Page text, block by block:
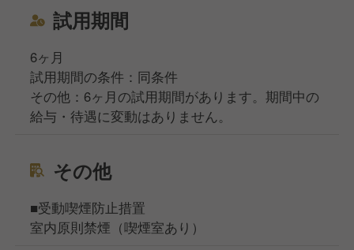
試用期間
6ヶ月
試用期間の条件：同条件
その他：6ヶ月の試用期間があります。期間中の
給与・待遇に変動はありません。
その他
■受動喫煙防止措置
室内原則禁煙（喫煙室あり）